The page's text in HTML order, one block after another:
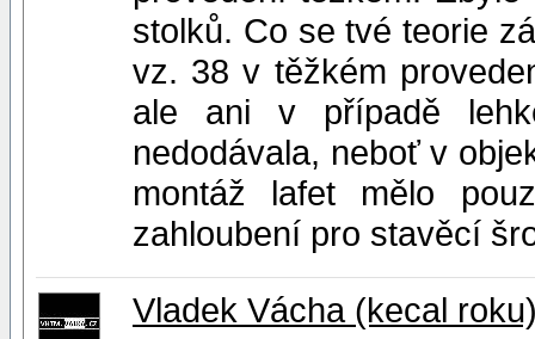
stolků. Co se tvé teorie
vz. 38 v těžkém
ale ani v případě
nedodávala, neboť v
montáž lafet mělo
zahloubení pro stavěcí
Vladek Vácha (kecal